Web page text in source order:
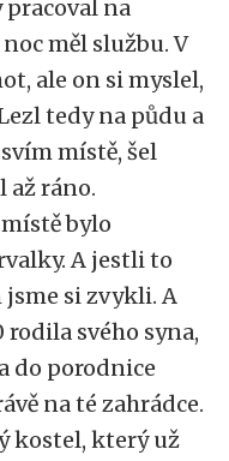
na
měl službu. V
ale on si myslel,
tedy na půdu a
místě, šel
až ráno.
bylo
A jestli to
jsme si zvykli. A
rodila svého syna,
do porodnice
na té zahrádce.
kostel, který už